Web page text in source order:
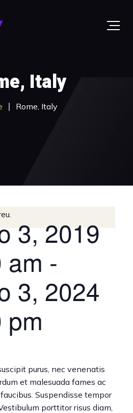
Italy
Rome, Italy
3, 2019
am -
3, 2024
pm
purus, nec venenatis
et malesuada fames ac
Suspendisse tempor
porttitor risus diam,